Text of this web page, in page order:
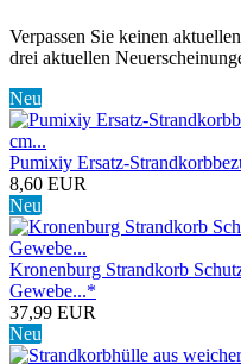
Verpassen Sie keinen
drei aktuellen
Neu
Pumixiy Ersatz-
8,60 EUR
Neu
Kronenburg Strandkorb
Gewebe...*
37,99 EUR
Neu